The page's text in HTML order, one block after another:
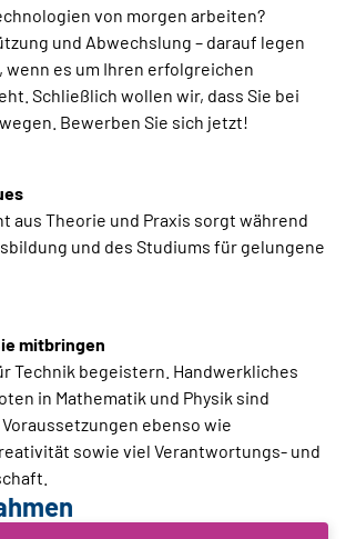
von morgen arbeiten?
und Abwechslung – darauf legen
es um Ihren erfolgreichen
Schließlich wollen wir, dass Sie bei
Bewerben Sie sich jetzt!
aus Theorie und Praxis sorgt während
und des Studiums für gelungene
mitbringen
Technik begeistern. Handwerkliches
in Mathematik und Physik sind
ebenso wie
sowie viel Verantwortungs- und